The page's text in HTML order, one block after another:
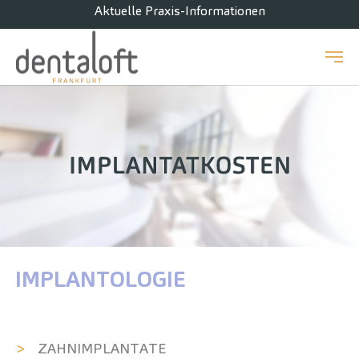
Zum Hauptinhalt springen
Aktuelle Praxis-Informationen
IMPLANTOLOGIE
ZAHN­IMPLANTATE